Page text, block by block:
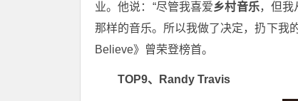
业。他说：“尽管我喜爱乡村音乐，但我
那样的音乐。所以我做了决定，扔下我
Believe》曾荣登榜首。
TOP9、Randy Travis